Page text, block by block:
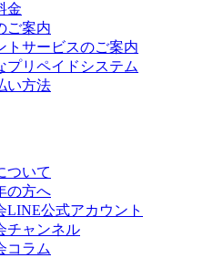
金
ご案内
トサービスのご案内
プリペイドシステム
い方法
ついて
の方へ
LINE公式アカウント
チャンネル
コラム